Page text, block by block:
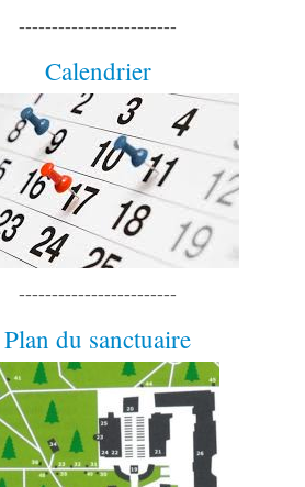
------------------------
Calendrier
------------------------
Plan du sanctuaire